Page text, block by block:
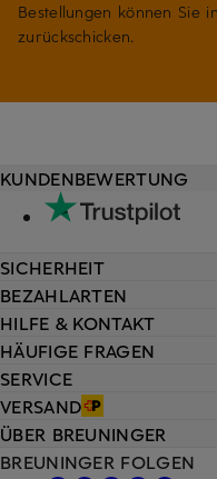
Bestellungen können Sie
zurückschicken.
HILFE & KONTAKT
HÄUFIGE FRAGEN
SERVICE
VERSAND
KUNDENBEWERTUNG
SICHERHEIT
BEZAHLARTEN
ÜBER BREUNINGER
BREUNINGER FOLGEN